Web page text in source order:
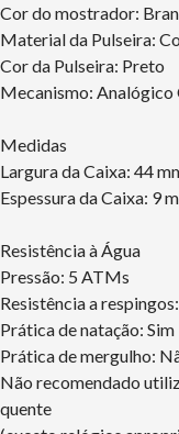
Cor do mostrador:
Material da Pulseira:
Cor da Pulseira: Preto
Mecanismo: Analógico
Medidas
Largura da Caixa: 44
Espessura da Caixa: 9
Resistência à Água
Pressão: 5 ATMs
Resistência a
Prática de natação: Sim
Prática de mergulho:
Não recomendado
quente